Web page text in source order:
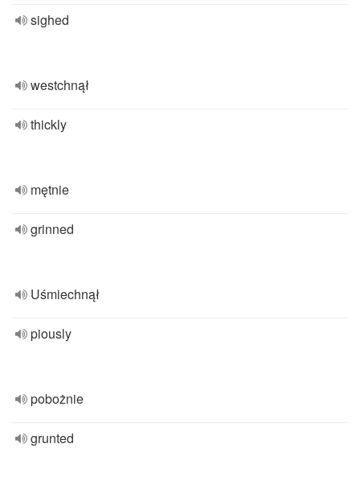
sighed
westchnął
thickly
mętnie
grinned
Uśmiechnął
piously
pobożnie
grunted